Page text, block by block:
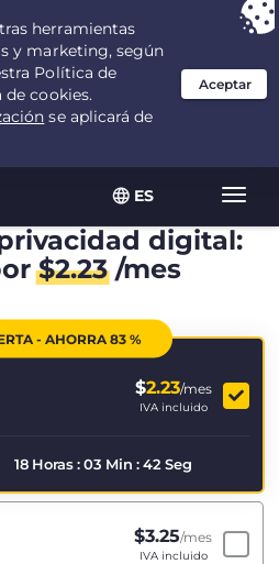
ES
durante 3.3333333333333 años por $
/mes
digital:
$2.23/mes
- AHORRA 83 %
$2.23/mes
IVA incluido
18 Horas:03 Min : 41 Seg
$3.25/mes
IVA incluido